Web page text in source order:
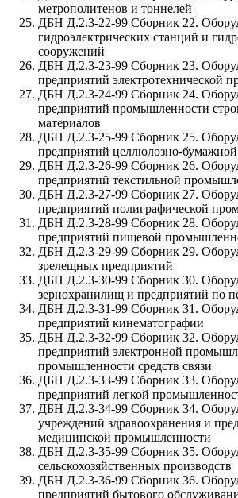
метрополитенов и тоннелей
ДБН Д.2.3-22-99 Сборник 22.
гидроэлектрических станций и
сооружений
ДБН Д.2.3-23-99 Сборник 23.
предприятий электротехнической
ДБН Д.2.3-24-99 Сборник 24.
предприятий промышленности
материалов
ДБН Д.2.3-25-99 Сборник 25.
предприятий целлюлозно-
ДБН Д.2.3-26-99 Сборник 26.
предприятий текстильной
ДБН Д.2.3-27-99 Сборник 27.
предприятий полиграфической
ДБН Д.2.3-28-99 Сборник 28.
предприятий пищевой
ДБН Д.2.3-29-99 Сборник 29.
зрелещных предприятий
ДБН Д.2.3-30-99 Сборник 30.
зернохранилищ и предприятий по
ДБН Д.2.3-31-99 Сборник 31.
предприятий кинематографии
ДБН Д.2.3-32-99 Сборник 32.
предприятий электронной
промышленности средств связи
ДБН Д.2.3-33-99 Сборник 33.
предприятий легкой
ДБН Д.2.3-34-99 Сборник 34.
учреждений здравоохранения и
медицинской промышленности
ДБН Д.2.3-35-99 Сборник 35.
сельскохозяйственных производств
ДБН Д.2.3-36-99 Сборник 36.
предприятий бытового